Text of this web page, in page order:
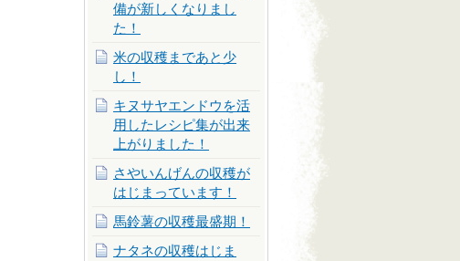
備が新しくなりまし
た！
米の収穫まであと少
し！
キヌサヤエンドウを活
用したレシピ集が出来
上がりました！
さやいんげんの収穫が
はじまっています！
馬鈴薯の収穫最盛期！
ナタネの収穫はじま